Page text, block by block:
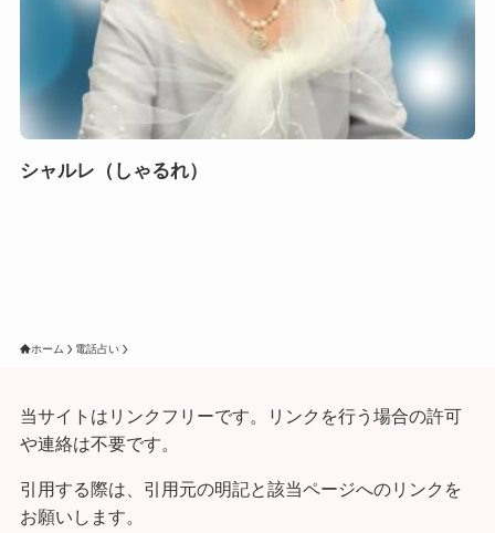
シャルレ（しゃるれ）
ホーム 電話占い
当サイトはリンクフリーです。リンクを行う場合の許可
や連絡は不要です。
引用する際は、引用元の明記と該当ページへのリンクを
お願いします。